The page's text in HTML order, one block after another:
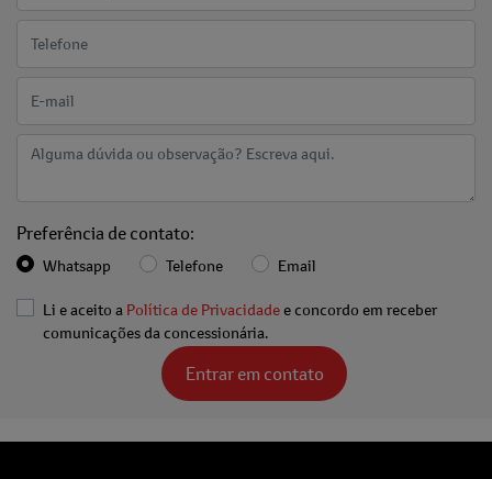
Preferência de contato:
Whatsapp Telefone Email
Li e aceito a Política de Privacidade e concordo em receber
comunicações da concessionária.
Entrar em contato